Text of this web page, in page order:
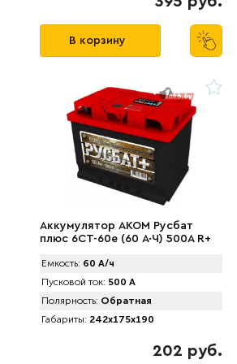
В корзину
Аккумулятор AКОМ Русбат
плюс 6СТ-60е (60 А·Ч) 500A R+
Емкость: 60 А/ч
Пусковой ток: 500 А
Полярность: Обратная
Габариты: 242x175x190
202 руб.